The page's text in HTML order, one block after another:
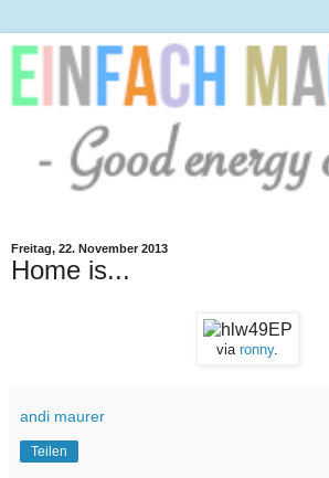
Freitag, 22. November 2013
Home is...
via ronny.
andi maurer
Teilen